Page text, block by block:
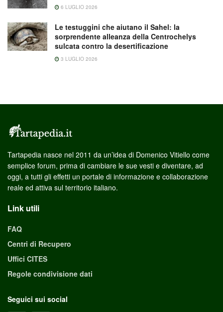
6 LUGLIO 2026
Le testuggini che aiutano il Sahel: la
sorprendente alleanza della Centrochelys
sulcata contro la desertificazione
3 LUGLIO 2026
Tartapedia nasce nel 2011 da un’idea di Domenico Vitiello come
semplice forum, prima di cambiare le sue vesti e diventare, ad
oggi, a tutti gli effetti un portale di informazione e collaborazione
reale ed attiva sul territorio italiano.
Link utili
FAQ
Centri di Recupero
Uffici CITES
Regole condivisione dati
Seguici sui social